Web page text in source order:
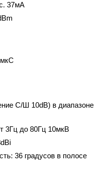
37мА
С/Ш 10dB) в диапазоне
3Гц до 80Гц 10мкВ
36 градусов в полосе